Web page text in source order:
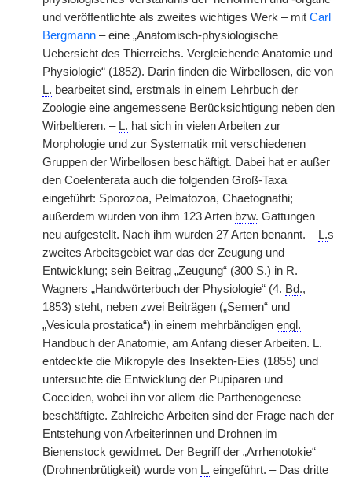
und veröffentlichte als zweites wichtiges Werk – mit Carl
Bergmann – eine „Anatomisch-physiologische
Uebersicht des Thierreichs. Vergleichende Anatomie und
Physiologie“ (1852). Darin finden die Wirbellosen, die von
L. bearbeitet sind, erstmals in einem Lehrbuch der
Zoologie eine angemessene Berücksichtigung neben den
Wirbeltieren. – L. hat sich in vielen Arbeiten zur
Morphologie und zur Systematik mit verschiedenen
Gruppen der Wirbellosen beschäftigt. Dabei hat er außer
den Coelenterata auch die folgenden Groß-Taxa
eingeführt: Sporozoa, Pelmatozoa, Chaetognathi;
außerdem wurden von ihm 123 Arten bzw. Gattungen
neu aufgestellt. Nach ihm wurden 27 Arten benannt. – L.s
zweites Arbeitsgebiet war das der Zeugung und
Entwicklung; sein Beitrag „Zeugung“ (300 S.) in R.
Wagners „Handwörterbuch der Physiologie“ (4. Bd.,
1853) steht, neben zwei Beiträgen („Semen“ und
„Vesicula prostatica“) in einem mehrbändigen engl.
Handbuch der Anatomie, am Anfang dieser Arbeiten. L.
entdeckte die Mikropyle des Insekten-Eies (1855) und
untersuchte die Entwicklung der Pupiparen und
Cocciden, wobei ihn vor allem die Parthenogenese
beschäftigte. Zahlreiche Arbeiten sind der Frage nach der
Entstehung von Arbeiterinnen und Drohnen im
Bienenstock gewidmet. Der Begriff der „Arrhenotokie“
(Drohnenbrütigkeit) wurde von L. eingeführt. – Das dritte